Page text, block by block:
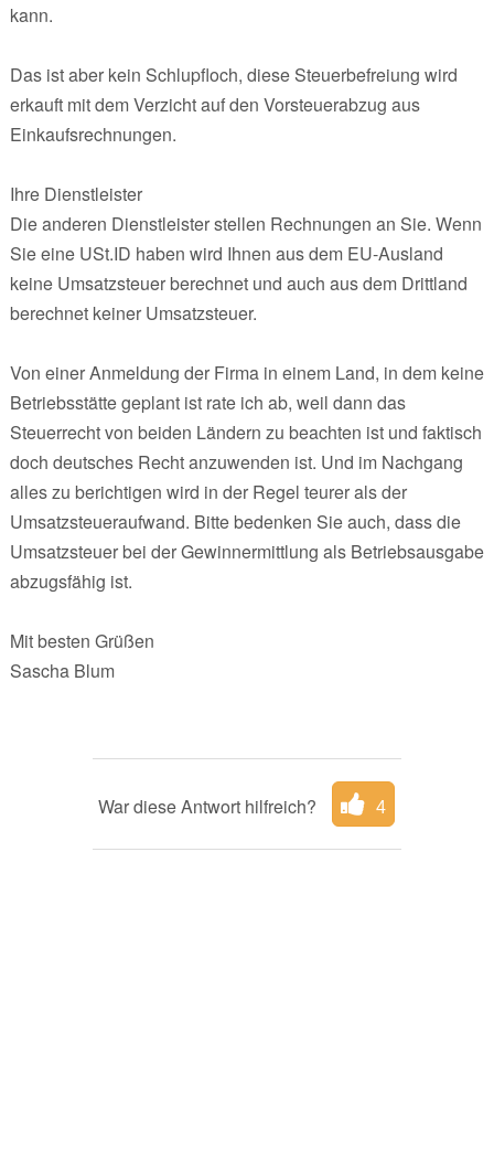
kann.
Das ist aber kein Schlupfloch, diese Steuerbefreiung wird
erkauft mit dem Verzicht auf den Vorsteuerabzug aus
Einkaufsrechnungen.
Ihre Dienstleister
Die anderen Dienstleister stellen Rechnungen an Sie. Wenn
Sie eine USt.ID haben wird Ihnen aus dem EU-Ausland
keine Umsatzsteuer berechnet und auch aus dem Drittland
berechnet keiner Umsatzsteuer.
Von einer Anmeldung der Firma in einem Land, in dem keine
Betriebsstätte geplant ist rate ich ab, weil dann das
Steuerrecht von beiden Ländern zu beachten ist und faktisch
doch deutsches Recht anzuwenden ist. Und im Nachgang
alles zu berichtigen wird in der Regel teurer als der
Umsatzsteueraufwand. Bitte bedenken Sie auch, dass die
Umsatzsteuer bei der Gewinnermittlung als Betriebsausgabe
abzugsfähig ist.
Mit besten Grüßen
Sascha Blum
War diese Antwort hilfreich? 4